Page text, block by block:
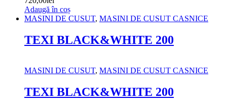
Adaugă în coș
MASINI DE CUSUT, MASINI DE CUSUT CASNICE
TEXI BLACK&WHITE 200
MASINI DE CUSUT, MASINI DE CUSUT CASNICE
TEXI BLACK&WHITE 200